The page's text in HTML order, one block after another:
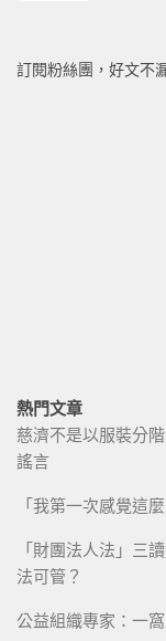
訂閱粉絲團，好文不
熱門文章
慈濟不是以服裝分
謠言
「我第一次感覺這
「財團法人法」三
法可管？
公益組織專家：一